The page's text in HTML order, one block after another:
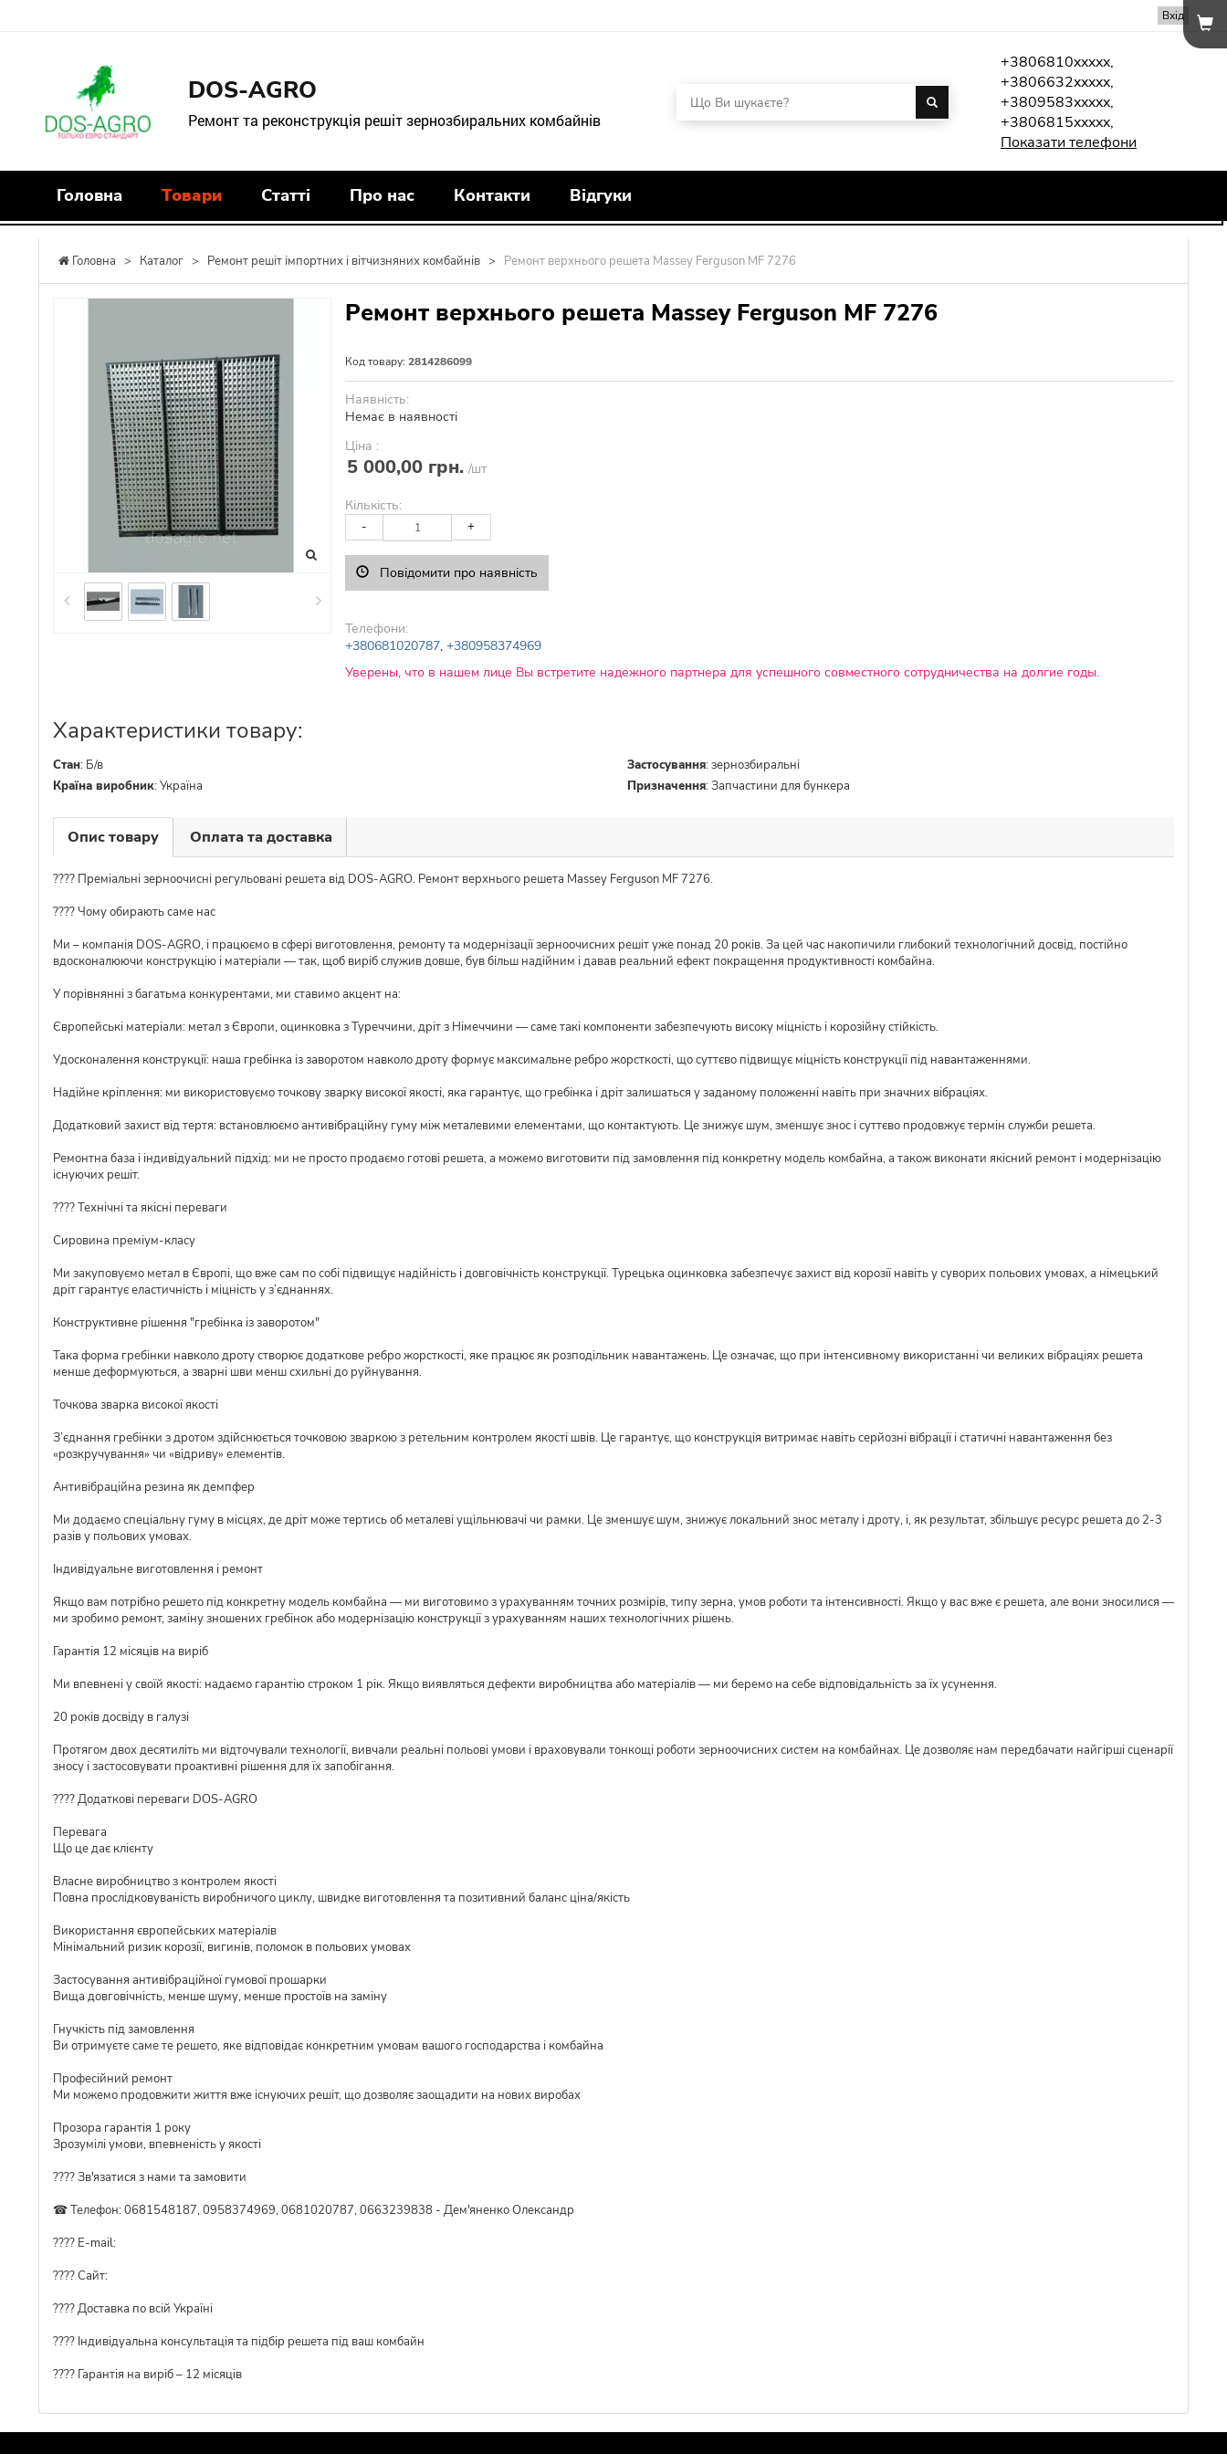
Вхід
DOS-AGRO
Ремонт та реконструкція решіт зернозбиральних комбайнів
+3806810xxxxx,
+3806632xxxxx,
+3809583xxxxx,
+3806815xxxxx,
Показати телефони
Головна Товари Статті Про нас Контакти Відгуки
Головна > Каталог > Ремонт решіт імпортних і вітчизняних комбайнів > Ремонт верхнього решета Massey Ferguson MF 7276
Ремонт верхнього решета Massey Ferguson MF 7276
Код товару: 2814286099
Наявність:
Немає в наявності
Ціна :
5 000,00 грн. /шт
Кількість:
- +
Повідомити про наявність
Телефони:
+380681020787, +380958374969
Уверены, что в нашем лице Вы встретите надежного партнера для успешного совместного сотрудничества на долгие годы.
Характеристики товару:
Стан: Б/в Застосування:зернозбиральні
Країна виробник:Україна Призначення:Запчастини для бункера
Опис товару Оплата та доставка
???? Преміальні зерноочисні регульовані решета від DOS-AGRO. Ремонт верхнього решета Massey Ferguson MF 7276.
???? Чому обирають саме нас
Ми – компанія DOS-AGRO, і працюємо в сфері виготовлення, ремонту та модернізації зерноочисних решіт уже понад 20 років. За цей час накопичили глибокий технологічний досвід, постійно
вдосконалюючи конструкцію і матеріали — так, щоб виріб служив довше, був більш надійним і давав реальний ефект покращення продуктивності комбайна.
У порівнянні з багатьма конкурентами, ми ставимо акцент на:
Європейські матеріали: метал з Європи, оцинковка з Туреччини, дріт з Німеччини — саме такі компоненти забезпечують високу міцність і корозійну стійкість.
Удосконалення конструкції: наша гребінка із заворотом навколо дроту формує максимальне ребро жорсткості, що суттєво підвищує міцність конструкції під навантаженнями.
Надійне кріплення: ми використовуємо точкову зварку високої якості, яка гарантує, що гребінка і дріт залишаться у заданому положенні навіть при значних вібраціях.
Додатковий захист від тертя: встановлюємо антивібраційну гуму між металевими елементами, що контактують. Це знижує шум, зменшує знос і суттєво продовжує термін служби решета.
Ремонтна база і індивідуальний підхід: ми не просто продаємо готові решета, а можемо виготовити під замовлення під конкретну модель комбайна, а також виконати якісний ремонт і модернізацію
існуючих решіт.
???? Технічні та якісні переваги
Сировина преміум-класу
Ми закуповуємо метал в Європі, що вже сам по собі підвищує надійність і довговічність конструкції. Турецька оцинковка забезпечує захист від корозії навіть у суворих польових умовах, а німецький
дріт гарантує еластичність і міцність у з’єднаннях.
Конструктивне рішення "гребінка із заворотом"
Така форма гребінки навколо дроту створює додаткове ребро жорсткості, яке працює як розподільник навантажень. Це означає, що при інтенсивному використанні чи великих вібраціях решета
менше деформуються, а зварні шви менш схильні до руйнування.
Точкова зварка високої якості
З’єднання гребінки з дротом здійснюється точковою зваркою з ретельним контролем якості швів. Це гарантує, що конструкція витримає навіть серйозні вібрації і статичні навантаження без
«розкручування» чи «відриву» елементів.
Антивібраційна резина як демпфер
Ми додаємо спеціальну гуму в місцях, де дріт може тертись об металеві ущільнювачі чи рамки. Це зменшує шум, знижує локальний знос металу і дроту, і, як результат, збільшує ресурс решета до 2-3
разів у польових умовах.
Індивідуальне виготовлення і ремонт
Якщо вам потрібно решето під конкретну модель комбайна — ми виготовимо з урахуванням точних розмірів, типу зерна, умов роботи та інтенсивності. Якщо у вас вже є решета, але вони зносилися —
ми зробимо ремонт, заміну зношених гребінок або модернізацію конструкції з урахуванням наших технологічних рішень.
Гарантія 12 місяців на виріб
Ми впевнені у своїй якості: надаємо гарантію строком 1 рік. Якщо виявляться дефекти виробництва або матеріалів — ми беремо на себе відповідальність за їх усунення.
20 років досвіду в галузі
Протягом двох десятиліть ми відточували технології, вивчали реальні польові умови і враховували тонкощі роботи зерноочисних систем на комбайнах. Це дозволяє нам передбачати найгірші сценарії
зносу і застосовувати проактивні рішення для їх запобігання.
???? Додаткові переваги DOS-AGRO
Перевага
Що це дає клієнту
Власне виробництво з контролем якості
Повна прослідковуваність виробничого циклу, швидке виготовлення та позитивний баланс ціна/якість
Використання європейських матеріалів
Мінімальний ризик корозії, вигинів, поломок в польових умовах
Застосування антивібраційної гумової прошарки
Вища довговічність, менше шуму, менше простоїв на заміну
Гнучкість під замовлення
Ви отримуєте саме те решето, яке відповідає конкретним умовам вашого господарства і комбайна
Професійний ремонт
Ми можемо продовжити життя вже існуючих решіт, що дозволяє заощадити на нових виробах
Прозора гарантія 1 року
Зрозумілі умови, впевненість у якості
???? Зв'язатися з нами та замовити
☎ Телефон: 0681548187, 0958374969, 0681020787, 0663239838 - Дем'яненко Олександр
???? E-mail:
???? Сайт:
???? Доставка по всій Україні
????️ Індивідуальна консультація та підбір решета під ваш комбайн
???? Гарантія на виріб – 12 місяців